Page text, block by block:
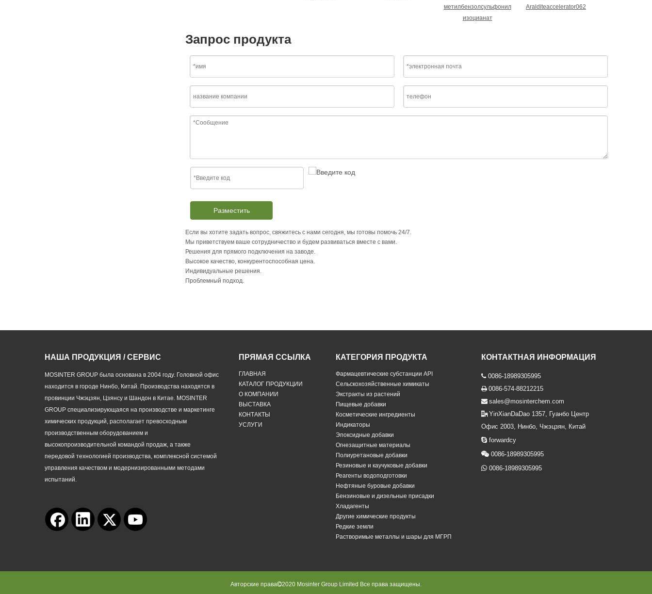
метилбензолсульфонил
изоцианат
Aralditeaccelerator062
Запрос продукта
Разместить
Если вы хотите задать вопрос, свяжитесь с нами сегодня, мы готовы помочь 24/7.
Мы приветствуем ваше сотрудничество и будем развиваться вместе с вами.
Решения для прямого подключения на заводе.
Высокое качество, конкурентоспособная цена.
Индивидуальные решения.
Проблемный подход.
НАША ПРОДУКЦИЯ / СЕРВИС
MOSINTER GROUP была основана в 2004 году. Головной офис
находится в городе Нинбо, Китай. Производства находятся в
провинции Чжэцзян, Цзянсу и Шандон в Китае. MOSINTER
GROUP специализирующаяся на производстве и маркетинге
химических продукций, располагает превосходным
производственным оборудованием и
высокопроизводительной командой продаж, а также
передовой технологией производства, комплексной системой
управления качеством и модернизированными методами
испытаний.
ПРЯМАЯ ССЫЛКА
ГЛАВНАЯ
КАТАЛОГ ПРОДУКЦИИ
О КОМПАНИИ
ВЫСТАВКА
КОНТАКТЫ
УСЛУГИ
КАТЕГОРИЯ ПРОДУКТА
Фармацевтические субстанции API
Сельскохозяйственные химикаты
Экстракты из растений
Пищевые добавки
Косметические ингредиенты
Индикаторы
Эпоксидные добавки
Огнезащитные материалы
Полиуретановые добавки
Резиновые и каучуковые добавки
Реагенты водоподготовки
Нефтяные буровые добавки
Бензиновые и дизельные присадки
Хладагенты
Другие химические продукты
Редкие земли
Растворимые металлы и шары для МГРП
КОНТАКТНАЯ ИНФОРМАЦИЯ
 0086-18989305995
 0086-574-88212215
 sales@mosinterchem.com
YinXianDaDao 1357, Гуанбо Центр
Офис 2003, Нинбо, Чжэцзян, Китай
 forwardcy
 0086-18989305995
 0086-18989305995
Авторские права2020 Mosinter Group Limited Все права защищены.